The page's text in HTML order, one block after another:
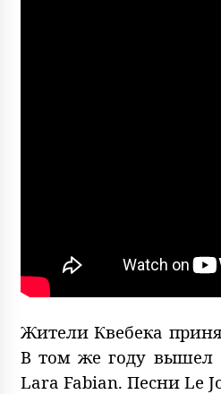
Жители Квебека
В том же году вышел
Lara Fabian. Песни Le